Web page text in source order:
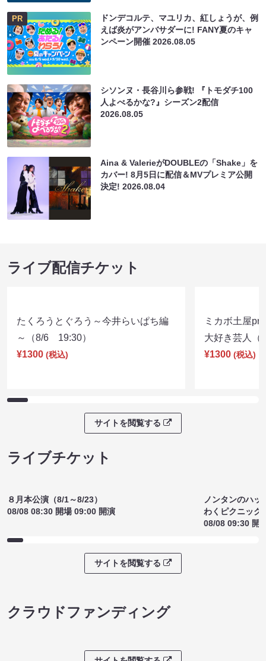
PR
ドンデコルテ、マユリカ、紅しょうが、例
えば炎がアンバサダーに! FANY夏のキャ
ンペーン開催2026.08.05
シソンヌ・長谷川ら参戦! 『トモダチ100
人よべるかな?』シーズン2配信
2026.08.05
Aina & ValerieがDOUBLEの「Shake」を
カバー! 8月5日に配信＆MVプレミア公開
決定!2026.08.04
ライブ配信チケット
たくろうとぐろう～今井らいぱち編
～（8/6 19:30）
¥1300 (税込)
ミカボ土屋
大好き芸人
¥1300 (税込)
サイトを閲覧する
ライブチケット
８月本公演（8/1～8/23）
08/08 08:30 開場 09:00 開演
ノンタンのハッ
わくピクニック
08/08 09:30 開
サイトを閲覧する
クラウドファンディング